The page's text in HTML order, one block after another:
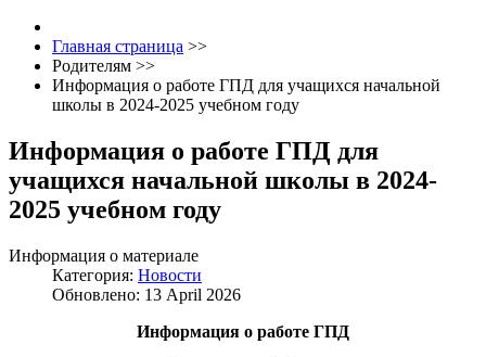
Главная страница >>
Родителям >>
Информация о работе ГПД для учащихся начальной
школы в 2024-2025 учебном году
Информация о работе ГПД для
учащихся начальной школы в 2024-
2025 учебном году
Информация о материале
Категория: Новости
Обновлено: 13 April 2026
Информация о работе ГПД